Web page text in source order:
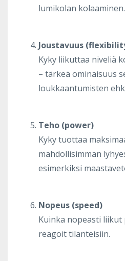
lumikolan
Joustavuus
Kyky liikuttaa niveliä
– tärkeä ominaisuus
loukkaantumisten
Teho (power)
Kyky tuottaa
mahdollisimman
esimerkiksi
Nopeus (speed)
Kuinka nopeasti liikut
reagoit tilanteisiin.